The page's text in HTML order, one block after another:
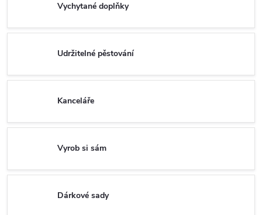
Vychytané doplňky
Udržitelné pěstování
Kanceláře
Vyrob si sám
Dárkové sady